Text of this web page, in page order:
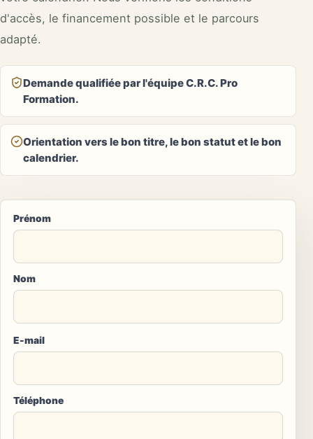
d'accès, le financement possible et le parcours
adapté.
Demande qualifiée par l'équipe C.R.C. Pro
Formation.
Orientation vers le bon titre, le bon statut et le bon
calendrier.
Prénom
Nom
E-mail
Téléphone